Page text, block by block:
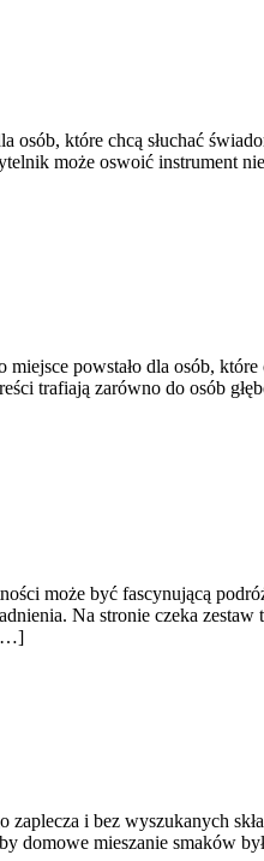
które chcą słuchać
może oswoić instrument
powstało dla osób,
trafiają zarówno do osób
może być fascynującą
Na stronie czeka zestaw
[…]
i bez wyszukanych
domowe mieszanie smaków